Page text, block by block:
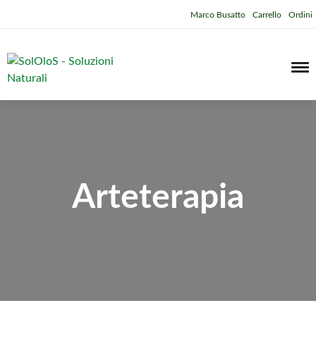
Marco Busatto Carrello Ordini
Arteterapia